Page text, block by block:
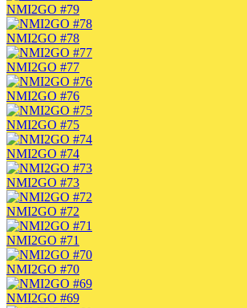
NMI2GO #79
NMI2GO #78
NMI2GO #77
NMI2GO #76
NMI2GO #75
NMI2GO #74
NMI2GO #73
NMI2GO #72
NMI2GO #71
NMI2GO #70
NMI2GO #69